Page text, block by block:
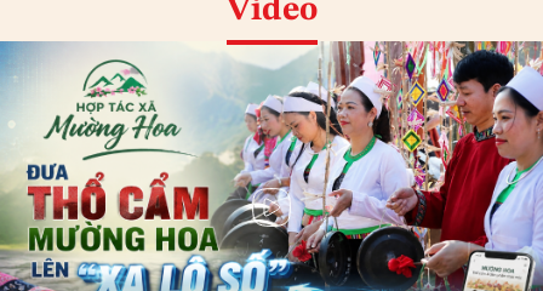
Video